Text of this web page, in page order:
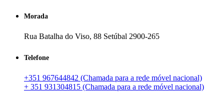
Morada
Rua Batalha do Viso, 88 Setúbal 2900-265
Telefone
+351 967644842 (Chamada para a rede móvel nacional)
+ 351 931304815 (Chamada para a rede móvel nacional)